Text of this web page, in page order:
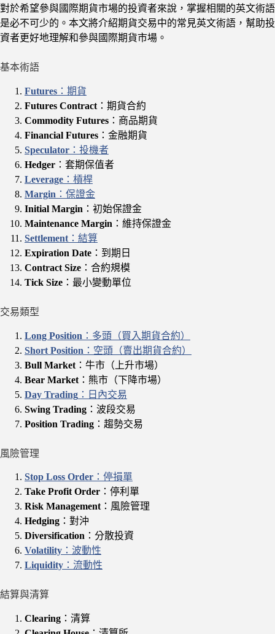
對於希望參與國際期貨市場的投資者來說，掌握相關的英文術語
是必不可少的。本文將介紹期貨交易中的常見英文術語，幫助投
資者更好地理解和參與國際期貨市場。
基本術語
Futures ：期貨
Futures Contract ：期貨合約
Commodity Futures ：商品期貨
Financial Futures ：金融期貨
Speculator ：投機者
Hedger ：套期保值者
Leverage ：槓桿
Margin ：保證金
Initial Margin ：初始保證金
Maintenance Margin ：維持保證金
Settlement ：結算
Expiration Date ：到期日
Contract Size ：合約規模
Tick Size ：最小變動單位
交易類型
Long Position ：多頭（買入期貨合約）
Short Position ：空頭（賣出期貨合約）
Bull Market ：牛市（上升市場）
Bear Market ：熊市（下降市場）
Day Trading ：日內交易
Swing Trading ：波段交易
Position Trading ：趨勢交易
風險管理
Stop Loss Order ：停損單
Take Profit Order ：停利單
Risk Management：風險管理
Hedging ：對沖
Diversification ：分散投資
Volatility ：波動性
Liquidity ：流動性
結算與清算
Clearing ：清算